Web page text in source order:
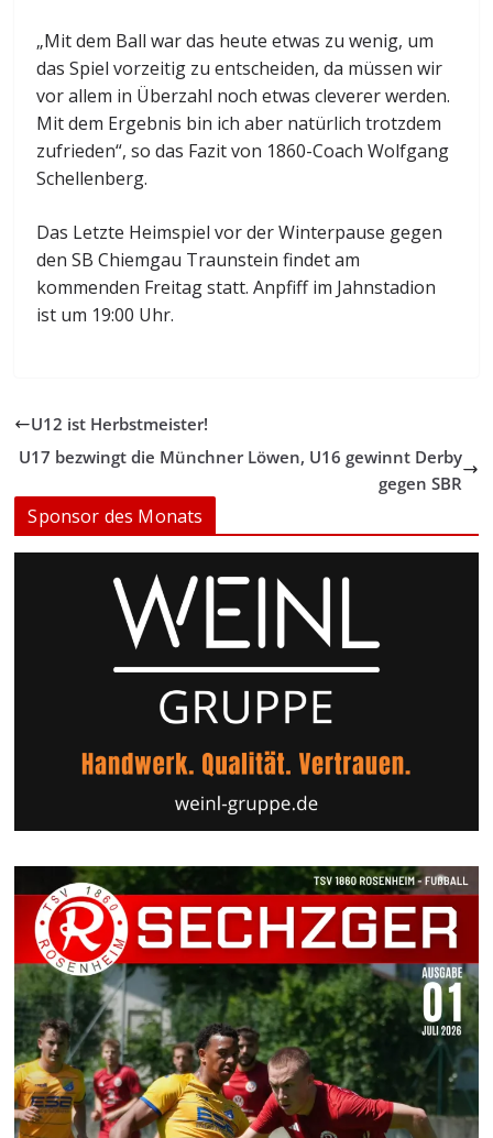
„Mit dem Ball war das heute etwas zu wenig, um
das Spiel vorzeitig zu entscheiden, da müssen wir
vor allem in Überzahl noch etwas cleverer werden.
Mit dem Ergebnis bin ich aber natürlich trotzdem
zufrieden“, so das Fazit von 1860-Coach Wolfgang
Schellenberg.
Das Letzte Heimspiel vor der Winterpause gegen
den SB Chiemgau Traunstein findet am
kommenden Freitag statt. Anpfiff im Jahnstadion
ist um 19:00 Uhr.
U12 ist Herbstmeister!
U17 bezwingt die Münchner Löwen, U16 gewinnt Derby
gegen SBR
Sponsor des Monats